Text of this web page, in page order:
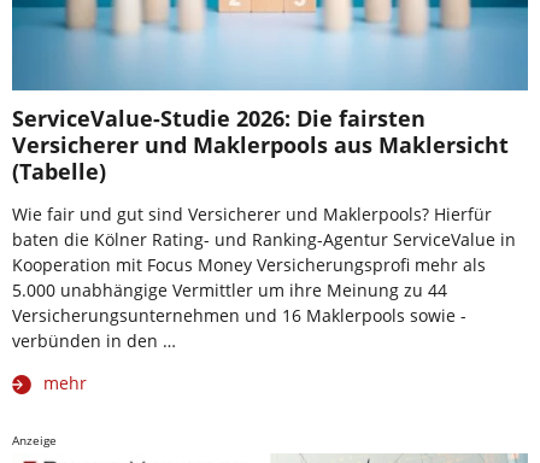
ServiceValue-Studie 2026: Die fairsten
Versicherer und Maklerpools aus Maklersicht
(Tabelle)
Wie fair und gut sind Versicherer und Maklerpools? Hierfür
baten die Kölner Rating- und Ranking-Agentur ServiceValue in
Kooperation mit Focus Money Versicherungsprofi mehr als
5.000 unabhängige Vermittler um ihre Meinung zu 44
Versicherungsunternehmen und 16 Maklerpools sowie -
verbünden in den …
mehr
Anzeige